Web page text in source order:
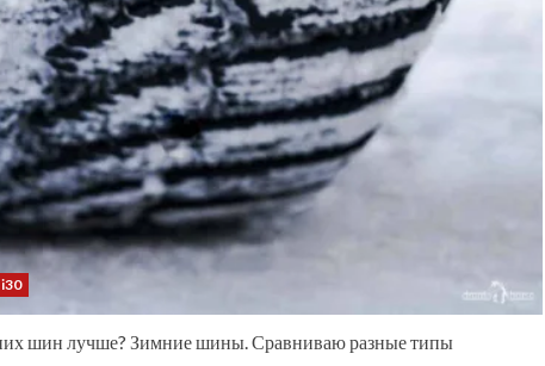
шин лучше? Зимние шины. Сравниваю разные типы